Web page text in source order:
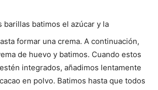
barillas batimos el azúcar y la
formar una crema. A continuación,
de huevo y batimos. Cuando estos
integrados, añadimos lentamente
en polvo. Batimos hasta que todos